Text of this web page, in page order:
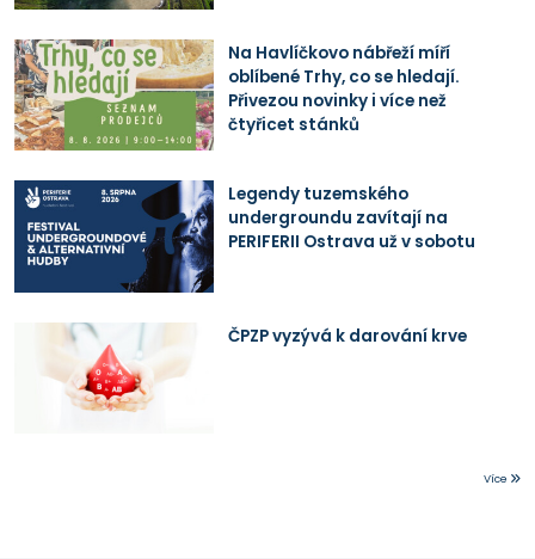
Na Havlíčkovo nábřeží míří
oblíbené Trhy, co se hledají.
Přivezou novinky i více než
čtyřicet stánků
Legendy tuzemského
undergroundu zavítají na
PERIFERII Ostrava už v sobotu
ČPZP vyzývá k darování krve
Více